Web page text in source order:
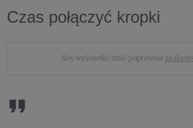
Czas połączyć kropki
Aby wyświetlić treść poprawnie